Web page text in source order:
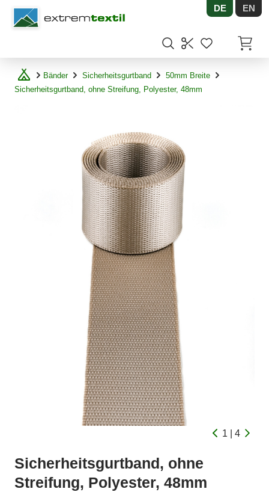
Shopware DE EN
Bänder Sicherheitsgurtband
50mm Breite
Sicherheitsgurtband, ohne Streifung, Polyester, 48mm
1 | 4
Sicherheitsgurtband, ohne
Streifung, Polyester, 48mm